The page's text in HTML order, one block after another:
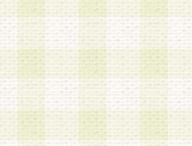
a.既に登録されて
録する場合
b.本サービスと同
業に従事している
場合
c.その他当社が不